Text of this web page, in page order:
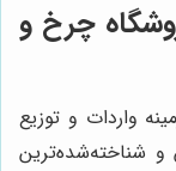
چرخ و
واردات و توزیع
و شناخته‌شده‌ترین